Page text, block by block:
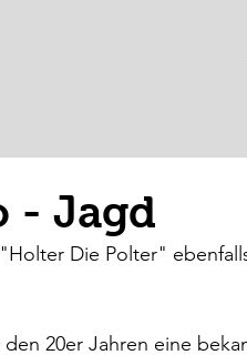
- Jagd
Die Polter"
20er Jahren eine